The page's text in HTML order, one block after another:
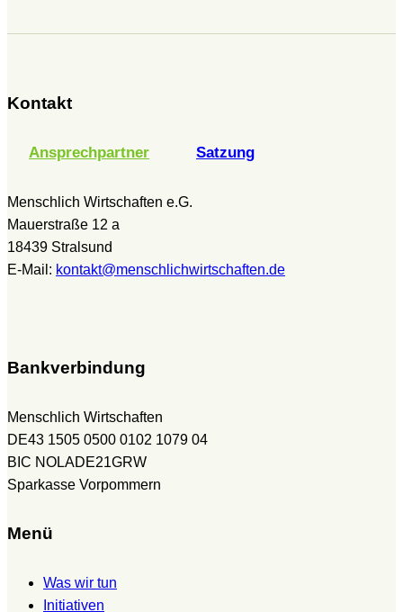
Kontakt
Ansprechpartner Satzung
Menschlich Wirtschaften e.G.
Mauerstraße 12 a
18439 Stralsund
E-Mail: kontakt@menschlichwirtschaften.de
Bankverbindung
Menschlich Wirtschaften
DE43 1505 0500 0102 1079 04
BIC NOLADE21GRW
Sparkasse Vorpommern
Menü
Was wir tun
Initiativen